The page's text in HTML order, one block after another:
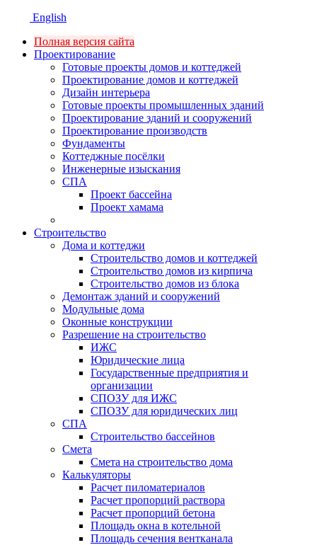
English
Полная версия сайта
Проектирование
Готовые проекты домов и коттеджей
Проектирование домов и коттеджей
Дизайн интерьера
Готовые проекты промышленных зданий
Проектирование зданий и сооружений
Проектирование производств
Фундаменты
Коттеджные посёлки
Инженерные изыскания
СПА
Проект бассейна
Проект хамама
Строительство
Дома и коттеджи
Строительство домов и коттеджей
Строительство домов из кирпича
Строительство домов из блока
Демонтаж зданий и сооружений
Модульные дома
Оконные конструкции
Разрешение на строительство
ИЖС
Юридические лица
Государственные предприятия и
организации
СПОЗУ для ИЖС
СПОЗУ для юридических лиц
СПА
Строительство бассейнов
Смета
Смета на строительство дома
Калькуляторы
Расчет пиломатериалов
Расчет пропорций раствора
Расчет пропорций бетона
Площадь окна в котельной
Площадь сечения вентканала